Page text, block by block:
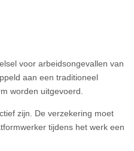
voor arbeidsongevallen van
aan een traditioneel
worden uitgevoerd.
zijn. De verzekering moet
tijdens het werk een